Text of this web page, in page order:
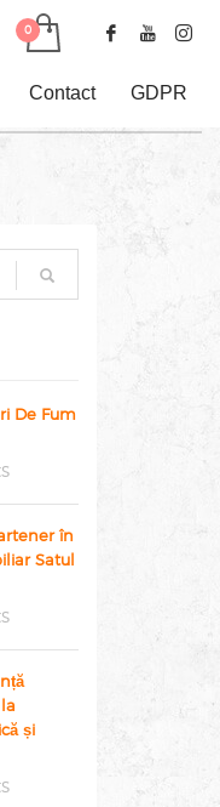
Contact GDPR
De Fum
în
Satul
și